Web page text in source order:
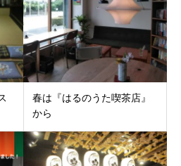
春は『はるのうた喫茶店』
から